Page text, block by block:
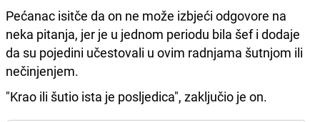
Pećanac isitče da on ne može izbjeći odgovore na
neka pitanja, jer je u jednom periodu bila šef i dodaje
da su pojedini učestovali u ovim radnjama šutnjom ili
nečinjenjem.
"Krao ili šutio ista je posljedica", zaključio je on.